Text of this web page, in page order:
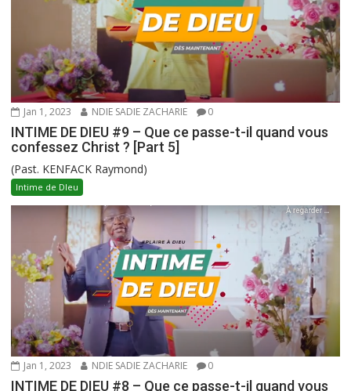
Jan 1, 2023 NDIE SADIE ZACHARIE 0
INTIME DE DIEU #9 – Que ce passe-t-il quand vous
confessez Christ ? [Part 5]
(Past. KENFACK Raymond)
Intime de DIeu
Jan 1, 2023 NDIE SADIE ZACHARIE 0
INTIME DE DIEU #8 – Que ce passe-t-il quand vous